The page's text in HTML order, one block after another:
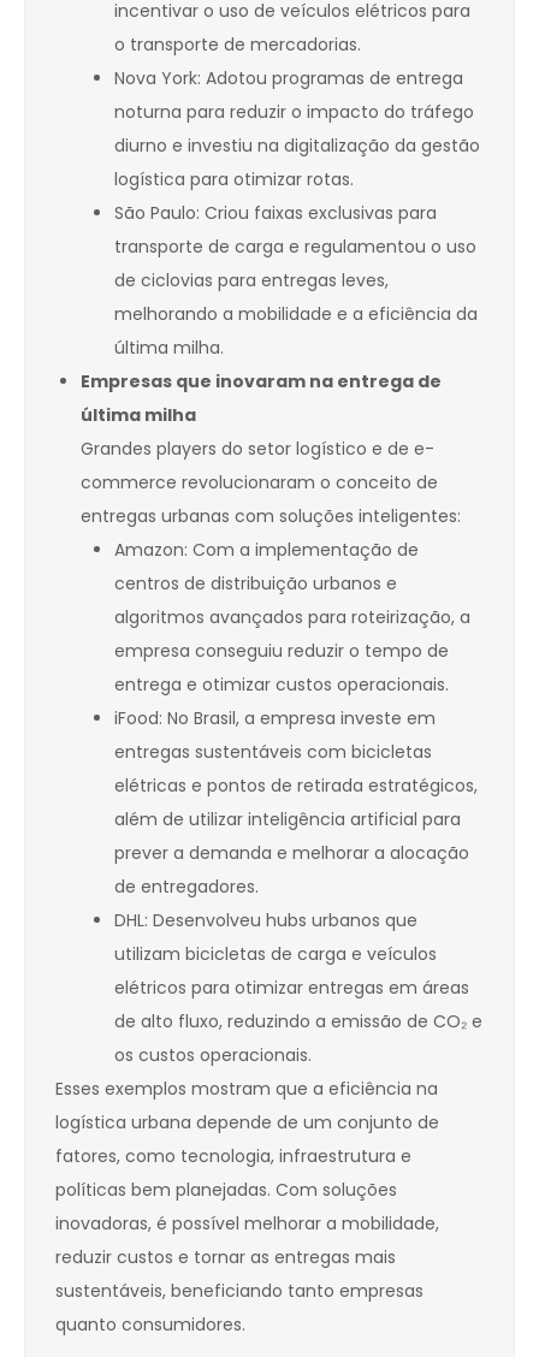
incentivar o uso de veículos elétricos para
o transporte de mercadorias.
Nova York: Adotou programas de entrega
noturna para reduzir o impacto do tráfego
diurno e investiu na digitalização da gestão
logística para otimizar rotas.
São Paulo: Criou faixas exclusivas para
transporte de carga e regulamentou o uso
de ciclovias para entregas leves,
melhorando a mobilidade e a eficiência da
última milha.
Empresas que inovaram na entrega de
última milha
Grandes players do setor logístico e de e-
commerce revolucionaram o conceito de
entregas urbanas com soluções inteligentes:
Amazon: Com a implementação de
centros de distribuição urbanos e
algoritmos avançados para roteirização, a
empresa conseguiu reduzir o tempo de
entrega e otimizar custos operacionais.
iFood: No Brasil, a empresa investe em
entregas sustentáveis com bicicletas
elétricas e pontos de retirada estratégicos,
além de utilizar inteligência artificial para
prever a demanda e melhorar a alocação
de entregadores.
DHL: Desenvolveu hubs urbanos que
utilizam bicicletas de carga e veículos
elétricos para otimizar entregas em áreas
de alto fluxo, reduzindo a emissão de CO₂ e
os custos operacionais.
Esses exemplos mostram que a eficiência na
logística urbana depende de um conjunto de
fatores, como tecnologia, infraestrutura e
políticas bem planejadas. Com soluções
inovadoras, é possível melhorar a mobilidade,
reduzir custos e tornar as entregas mais
sustentáveis, beneficiando tanto empresas
quanto consumidores.